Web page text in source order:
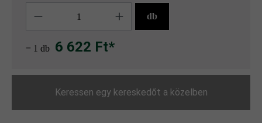
db
= 1 db 6 622 Ft*
Keressen egy kereskedőt a közelben